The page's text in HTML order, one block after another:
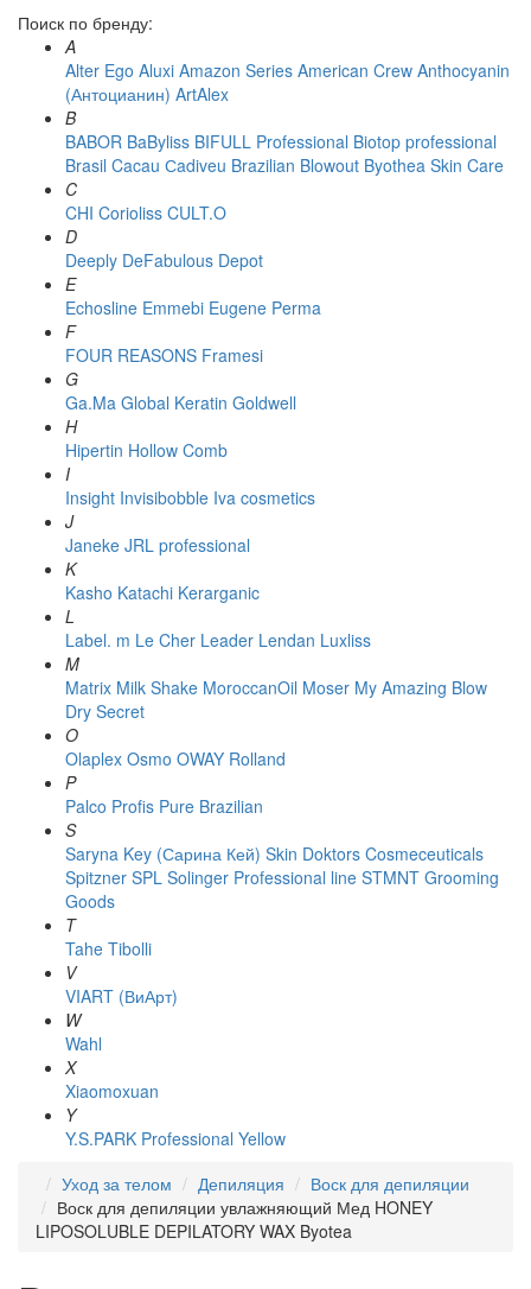
Поиск по бренду:
A
Alter Ego Aluxi Amazon Series American Crew Anthocyanin
(Антоцианин) ArtAlex
B
BABOR BaByliss BIFULL Professional Biotop professional
Brasil Cacau Сadiveu Brazilian Blowout Byothea Skin Care
C
CHI Corioliss CULT.O
D
Deeply DeFabulous Depot
E
Echosline Emmebi Eugene Perma
F
FOUR REASONS Framesi
G
Ga.Ma Global Keratin Goldwell
H
Hipertin Hollow Comb
I
Insight Invisibobble Iva cosmetics
J
Janeke JRL professional
K
Kasho Katachi Kerarganic
L
Label. m Le Cher Leader Lendan Luxliss
M
Matrix Milk Shake MoroccanOil Moser My Amazing Blow
Dry Secret
O
Olaplex Osmo OWAY Rolland
P
Palco Profis Pure Brazilian
S
Saryna Key (Сарина Кей) Skin Doktors Cosmeceuticals
Spitzner SPL Solinger Professional line STMNT Grooming
Goods
T
Tahe Tibolli
V
VIART (ВиАрт)
W
Wahl
X
Xiaomoxuan
Y
Y.S.PARK Professional Yellow
Уход за телом
Депиляция
Воск для депиляции
Воск для депиляции увлажняющий Мед HONEY
LIPOSOLUBLE DEPILATORY WAX Byotea